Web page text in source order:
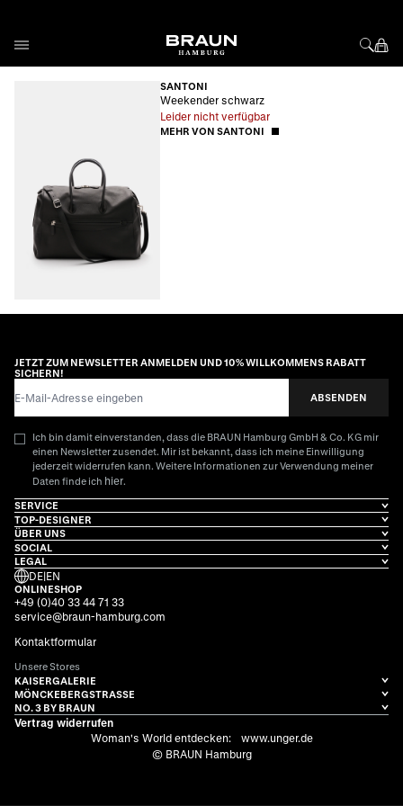
SANTONI
Weekender schwarz
Leider nicht verfügbar
MEHR VON SANTONI
JETZT ZUM NEWSLETTER ANMELDEN UND 10% WILLKOMMENS RABATT
SICHERN!
ABSENDEN
Ich bin damit einverstanden, dass die BRAUN Hamburg GmbH & Co. KG mir
einen Newsletter zusendet. Mir ist bekannt, dass ich meine Einwilligung
jederzeit widerrufen kann. Weitere Informationen zur Verwendung meiner
Daten finde ich hier.
SERVICE
TOP-DESIGNER
ÜBER UNS
SOCIAL
LEGAL
DE|EN
ONLINESHOP
+49 (0)40 33 44 71 33
service@braun-hamburg.com
Kontaktformular
Unsere Stores
KAISERGALERIE
MÖNCKEBERGSTRASSE
NO. 3 BY BRAUN
Vertrag widerrufen
Woman's World entdecken:
www.unger.de
© BRAUN Hamburg